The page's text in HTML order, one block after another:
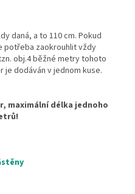
daná, a to 110 cm. Pokud
potřeba zaokrouhlit vždy
obj.4 běžné metry tohoto
je dodáván v jednom kuse.
maximální délka jednoho